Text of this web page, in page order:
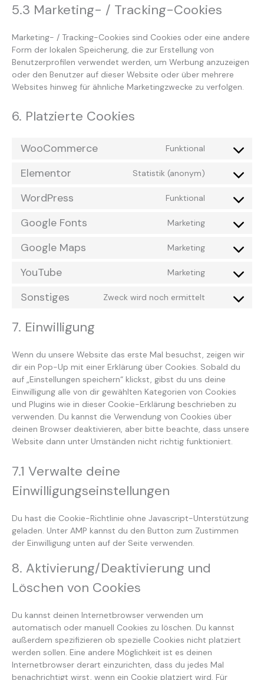
5.3 Marketing- / Tracking-Cookies
Marketing- / Tracking-Cookies sind Cookies oder eine andere
Form der lokalen Speicherung, die zur Erstellung von
Benutzerprofilen verwendet werden, um Werbung anzuzeigen
oder den Benutzer auf dieser Website oder über mehrere
Websites hinweg für ähnliche Marketingzwecke zu verfolgen.
6. Platzierte Cookies
WooCommerce Funktional
Elementor Statistik (anonym)
WordPress Funktional
Google Fonts Marketing
Google Maps Marketing
YouTube Marketing
Sonstiges Zweck wird noch ermittelt
7. Einwilligung
Wenn du unsere Website das erste Mal besuchst, zeigen wir
dir ein Pop-Up mit einer Erklärung über Cookies. Sobald du
auf „Einstellungen speichern“ klickst, gibst du uns deine
Einwilligung alle von dir gewählten Kategorien von Cookies
und Plugins wie in dieser Cookie-Erklärung beschrieben zu
verwenden. Du kannst die Verwendung von Cookies über
deinen Browser deaktivieren, aber bitte beachte, dass unsere
Website dann unter Umständen nicht richtig funktioniert.
7.1 Verwalte deine
Einwilligungseinstellungen
Du hast die Cookie-Richtlinie ohne Javascript-Unterstützung
geladen. Unter AMP kannst du den Button zum Zustimmen
der Einwilligung unten auf der Seite verwenden.
8. Aktivierung/Deaktivierung und
Löschen von Cookies
Du kannst deinen Internetbrowser verwenden um
automatisch oder manuell Cookies zu löschen. Du kannst
außerdem spezifizieren ob spezielle Cookies nicht platziert
werden sollen. Eine andere Möglichkeit ist es deinen
Internetbrowser derart einzurichten, dass du jedes Mal
benachrichtigt wirst, wenn ein Cookie platziert wird. Für